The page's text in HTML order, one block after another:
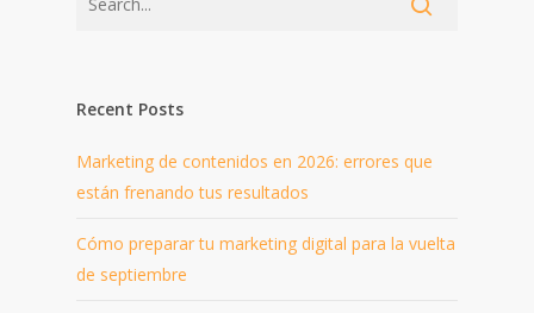
Recent Posts
Marketing de contenidos en 2026: errores que
están frenando tus resultados
Cómo preparar tu marketing digital para la vuelta
de septiembre